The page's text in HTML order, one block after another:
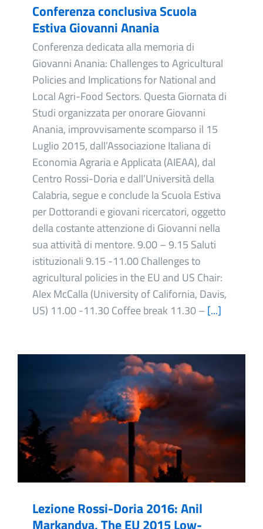
Conferenza conclusiva Scuola
Estiva Giovanni Anania
Conferenza dedicata alla memoria di
Giovanni Anania: Challenges to Agricultural
Policies and Implications for National and
Local Agri-Food Sectors. Questa Giornata di
Studi organizzata per onorare Giovanni
Anania, improvvisamente scomparso il 15
Luglio 2015, dall’Associazione Italiana di
Economia Agraria e Applicata (AIEAA), dal
Centro Rossi-Doria e dall’Università della
Calabria, segue e conclude la Scuola Estiva
per Dottorandi e giovani ricercatori, oggetto
della costante attenzione di Giovanni nella
sua attività di mentore. 9.00 – 9.15 Saluti
istituzionali 9.15 -11.00 Challenges to
agricultural policies in the EU and US Chair:
Alex McCalla (University of California, Davis,
US) 11.00 -11.30 Coffee break 11.30 – [...]
Lezione Rossi-Doria 2016: Anil